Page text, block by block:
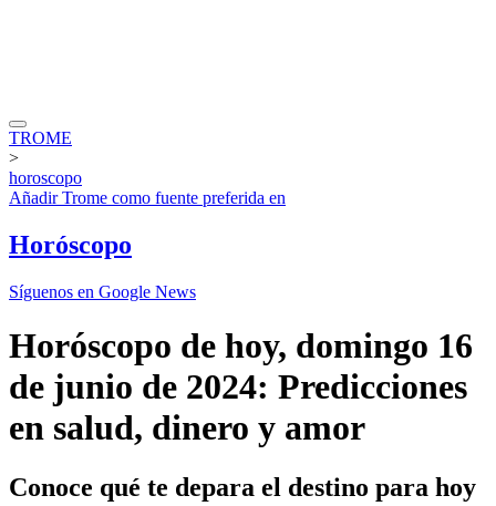
TROME
>
horoscopo
AñadirTrome como fuente preferida en
Horóscopo
Síguenos en Google News
Horóscopo de hoy, domingo 16
de junio de 2024: Predicciones
en salud, dinero y amor
Conoce qué te depara el destino para hoy